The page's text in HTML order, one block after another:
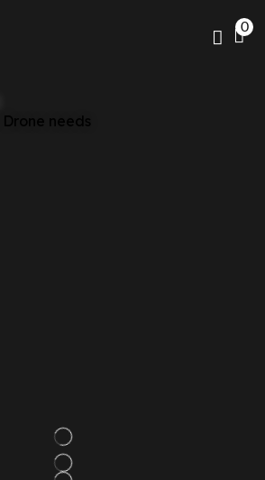
0
needs